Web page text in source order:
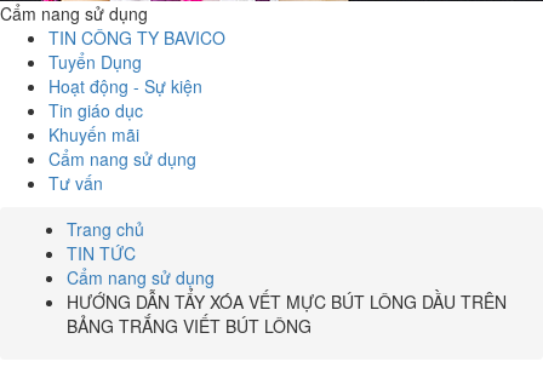
Cẩm nang sử dụng
TIN CÔNG TY BAVICO
Tuyển Dụng
Hoạt động - Sự kiện
Tin giáo dục
Khuyến mãi
Cẩm nang sử dụng
Tư vấn
Trang chủ
TIN TỨC
Cẩm nang sử dụng
HƯỚNG DẪN TẨY XÓA VẾT MỰC BÚT LÔNG DẦU TRÊN
BẢNG TRẮNG VIẾT BÚT LÔNG